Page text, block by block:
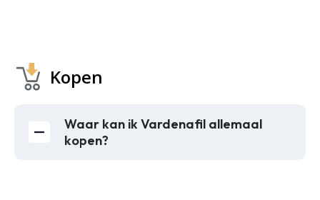
Kopen
Waar kan ik Vardenafil allemaal
kopen?